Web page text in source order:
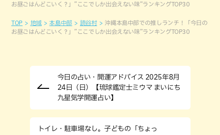
お昼ごはんどこいく？」”ここでしか出会えない味”ランキングTOP30
TOP 地域 本島中部 読谷村
沖縄本島中部での推しランチ！「今日の
お昼ごはんどこいく？」”ここでしか出会えない味”ランキングTOP30
今日の占い・開運アドバイス 2025年8月
24日（日）【琉球鑑定士ミウマ まいにち
九星気学開運占い】
トイレ・駐車場なし。子どもの「ちょっ